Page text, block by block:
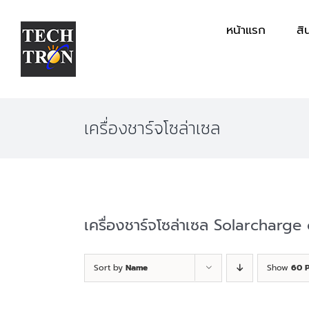
content
หน้าแรก สิ
เครื่องชาร์จโซล่าเซล
เครื่องชาร์จโซล่าเซล
Sort by Name Show 60